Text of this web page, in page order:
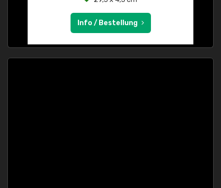
Info / Bestellung